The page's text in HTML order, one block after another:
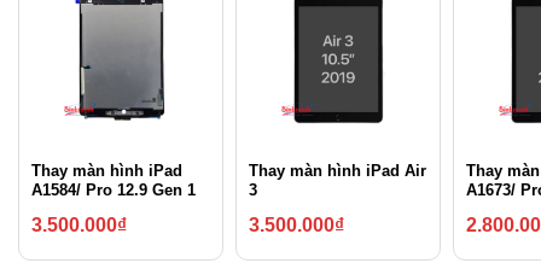
Thay màn hình iPad
A1584/ Pro 12.9 Gen 1
3.500.000₫
Thay màn hình iPad Air
3
3.500.000₫
Thay
A1673/